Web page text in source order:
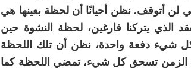
لن أتوقف. نظن أحيانًا أن لحظة بعينها هي
الذي يتركنا فارغين، لحظة النشوة حين
كل شيء دفعة واحدة، نظن أن تلك اللحظة
الزمن تسحق كل شيء، تمضي اللحظة كما